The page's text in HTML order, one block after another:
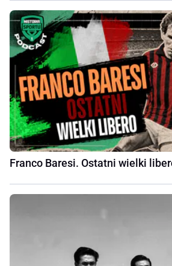
Franco Baresi. Ostatni wielki